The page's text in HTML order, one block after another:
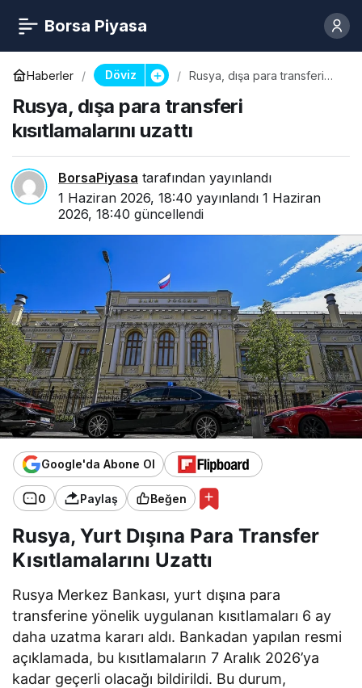
Borsa Piyasa
Haberler Döviz
Rusya, dışa para transferi
Rusya, dışa para transferi
kısıtlamalarını uzattı
BorsaPiyasa tarafından yayınlandı
1 Haziran 2026, 18:40 yayınlandı 1 Haziran
2026, 18:40 güncellendi
Google'da Abone Ol
0 Paylaş Beğen
Rusya, Yurt Dışına Para Transfer
Kısıtlamalarını Uzattı
Rusya Merkez Bankası, yurt dışına para
transferine yönelik uygulanan kısıtlamaları 6 ay
daha uzatma kararı aldı. Bankadan yapılan resmi
açıklamada, bu kısıtlamaların 7 Aralık 2026’ya
kadar geçerli olacağı bildirildi. Bu durum,